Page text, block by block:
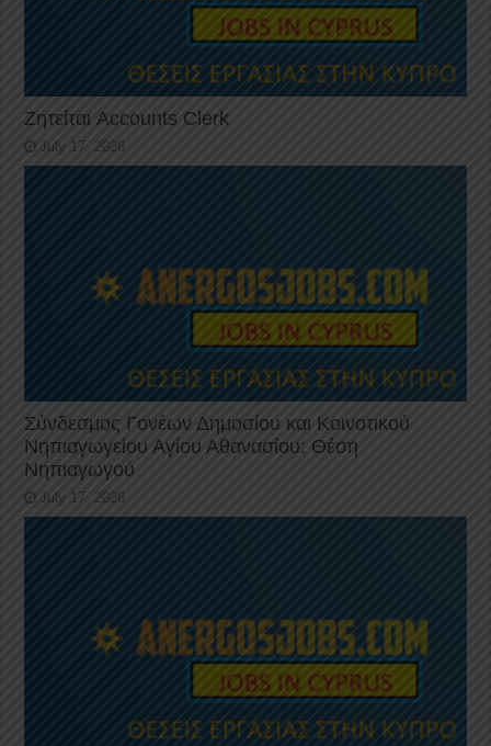
Ζητείται Accounts Clerk
July 17, 2026
Σύνδεσμος Γονέων Δημοσίου και Κοινοτικού
Νηπιαγωγείου Αγίου Αθανασίου: Θέση
Νηπιαγωγού
July 17, 2026